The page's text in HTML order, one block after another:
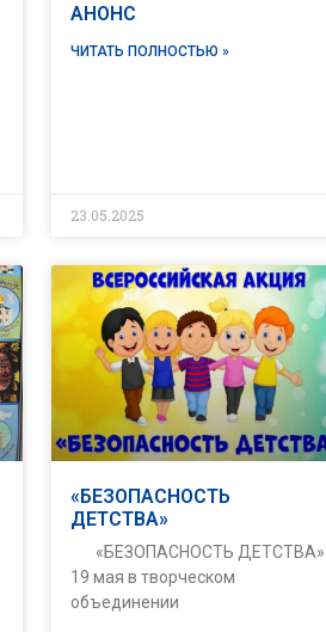
АНОНС
ЧИТАТЬ ПОЛНОСТЬЮ »
23.05.2025
«БЕЗОПАСНОСТЬ
ДЕТСТВА»
«БЕЗОПАСНОСТЬ ДЕТСТВА»
19 мая в творческом
объединении